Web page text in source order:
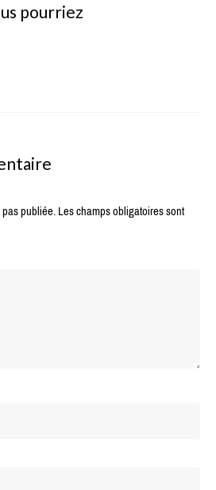
pourriez
publiée.Les champs obligatoires sont